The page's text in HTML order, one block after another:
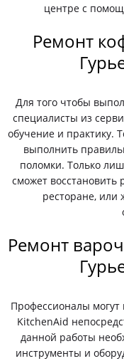
центре с
Ремонт
Для того чтобы
специалисты из
обучение и практику.
выполнить
поломки. Только
сможет
ресторане, или
Ремонт
Профессионалы
KitchenAid
данной работы
инструменты и